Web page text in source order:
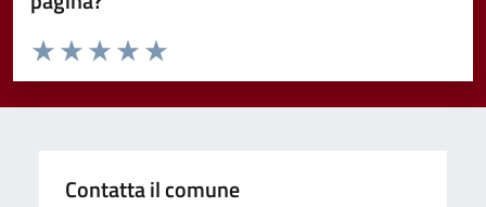
Valuta da 1 a 5 stelle la pagina
Valuta 5 stelle su 5
Valuta 4 stelle su 5
Valuta 3 stelle su 5
Valuta 2 stelle su 5
Valuta 1 stelle su 5
Contatta il comune